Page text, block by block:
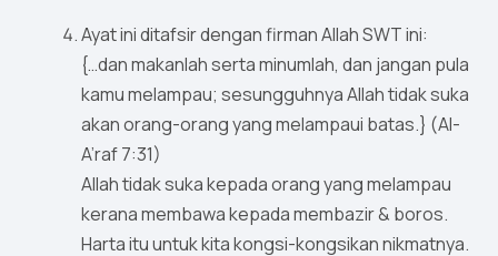
Ayat ini ditafsir dengan firman Allah SWT ini:
{…dan makanlah serta minumlah, dan jangan pula
kamu melampau; sesungguhnya Allah tidak suka
akan orang-orang yang melampaui batas.} (Al-
A’raf 7:31)
Allah tidak suka kepada orang yang melampau
kerana membawa kepada membazir & boros.
Harta itu untuk kita kongsi-kongsikan nikmatnya.